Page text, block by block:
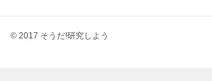
© 2017 そうだ!研究しよう